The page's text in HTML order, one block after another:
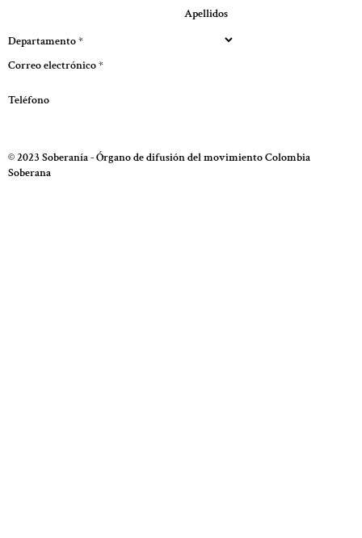
Apellidos
Departamento*
Correo electrónico*
Teléfono
© 2023 Soberanía - Órgano de difusión del movimiento Colombia
Soberana